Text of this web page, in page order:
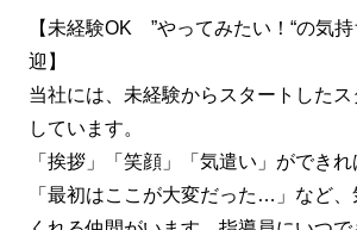
【未経験OK ”やってみたい！“の気
迎】
当社には、未経験からスタートした
しています。
「挨拶」「笑顔」「気遣い」ができれ
「最初はここが大変だった…」など